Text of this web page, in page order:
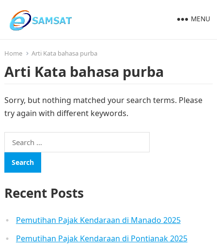
MENU
Home Arti Kata bahasa purba
Arti Kata bahasa purba
Sorry, but nothing matched your search terms. Please
try again with different keywords.
Search
for:
Recent Posts
Pemutihan Pajak Kendaraan di Manado 2025
Pemutihan Pajak Kendaraan di Pontianak 2025